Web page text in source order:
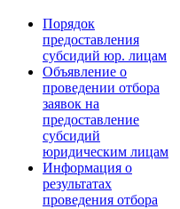
Порядок
предоставления
субсидий юр. лицам
Объявление о
проведении отбора
заявок на
предоставление
субсидий
юридическим лицам
Информация о
результатах
проведения отбора